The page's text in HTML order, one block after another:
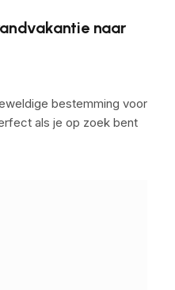
naar
bestemming voor
als je op zoek bent